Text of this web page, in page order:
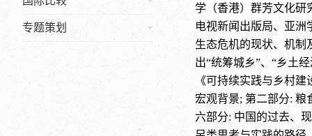
专题策划
学（香港）群芳文化研
电视新闻出版局、亚
生态危机的现状、机制
出“统筹城乡”、“乡土
《可持续实践与乡村
宏观背景; 第二部分: 粮
六部分: 中国的过去、